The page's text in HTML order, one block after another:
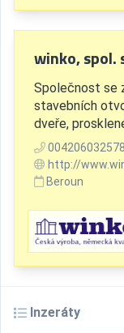
winko, spol.
Společnost se
stavebních
dveře,
http://
Beroun
Inzeráty